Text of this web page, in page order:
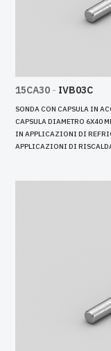
15CA30 - IVB03C
SONDA CON CAPSULA IN
CAPSULA DIAMETRO 6X40
IN APPLICAZIONI DI
APPLICAZIONI DI